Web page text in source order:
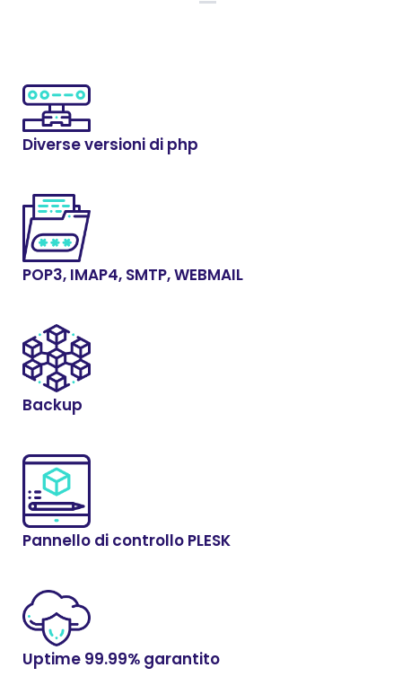
Diverse versioni di php
POP3, IMAP4, SMTP, WEBMAIL
Backup
Pannello di controllo PLESK
Uptime 99.99% garantito